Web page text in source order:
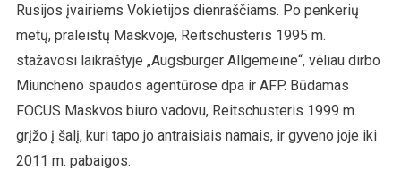
Rusijos įvairiems Vokietijos dienraščiams. Po penkerių
metų, praleistų Maskvoje, Reitschusteris 1995 m.
stažavosi laikraštyje „Augsburger Allgemeine“, vėliau dirbo
Miuncheno spaudos agentūrose dpa ir AFP. Būdamas
FOCUS Maskvos biuro vadovu, Reitschusteris 1999 m.
grįžo į šalį, kuri tapo jo antraisiais namais, ir gyveno joje iki
2011 m. pabaigos.